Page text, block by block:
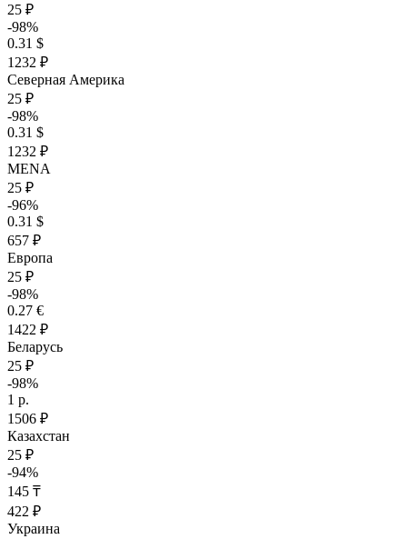
25 ₽
-98%
0.31 $
1232 ₽
Северная Америка
25 ₽
-98%
0.31 $
1232 ₽
MENA
25 ₽
-96%
0.31 $
657 ₽
Европа
25 ₽
-98%
0.27 €
1422 ₽
Беларусь
25 ₽
-98%
1 р.
1506 ₽
Казахстан
25 ₽
-94%
145 ₸
422 ₽
Украина